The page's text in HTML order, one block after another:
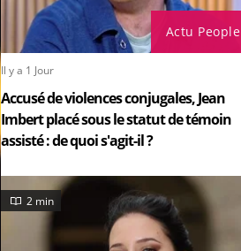
Actu People
Il y a 1 Jour
Accusé de violences conjugales, Jean
Imbert placé sous le statut de témoin
assisté : de quoi s'agit-il ?
2 min